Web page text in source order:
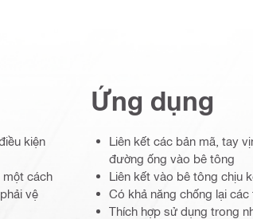
kiện
một cách
vệ
Ứng dụng
Liên kết các bản mã, tay
đường ống vào bê tông
Liên kết vào bê tông chịu
Có khả năng chống lại
Thích hợp sử dụng trong